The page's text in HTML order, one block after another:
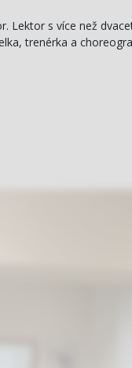
Lektor s více než
trenérka a